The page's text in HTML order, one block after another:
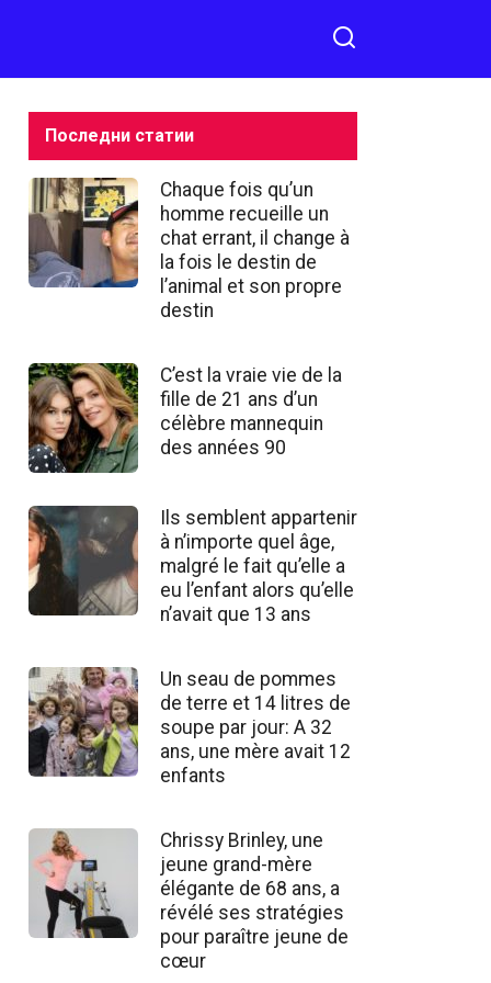
Последни статии
Chaque fois qu’un
homme recueille un
chat errant, il change à
la fois le destin de
l’animal et son propre
destin
C’est la vraie vie de la
fille de 21 ans d’un
célèbre mannequin
des années 90
Ils semblent appartenir
à n’importe quel âge,
malgré le fait qu’elle a
eu l’enfant alors qu’elle
n’avait que 13 ans
Un seau de pommes
de terre et 14 litres de
soupe par jour: A 32
ans, une mère avait 12
enfants
Chrissy Brinley, une
jeune grand-mère
élégante de 68 ans, a
révélé ses stratégies
pour paraître jeune de
cœur